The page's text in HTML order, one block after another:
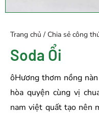
Trang chủ / Chia sẻ công
Soda Ổi
ôHương thơm nồng
hòa quyện cùng vị
nam việt quất tạo nên